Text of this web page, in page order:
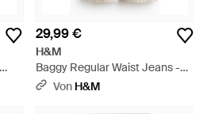
29,99 €
H&M
Baggy Regular Waist Jeans -
Natur
Von H&M